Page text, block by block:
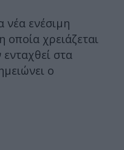
νέα ενέσιμη
οποία χρειάζεται
ενταχθεί στα
ο